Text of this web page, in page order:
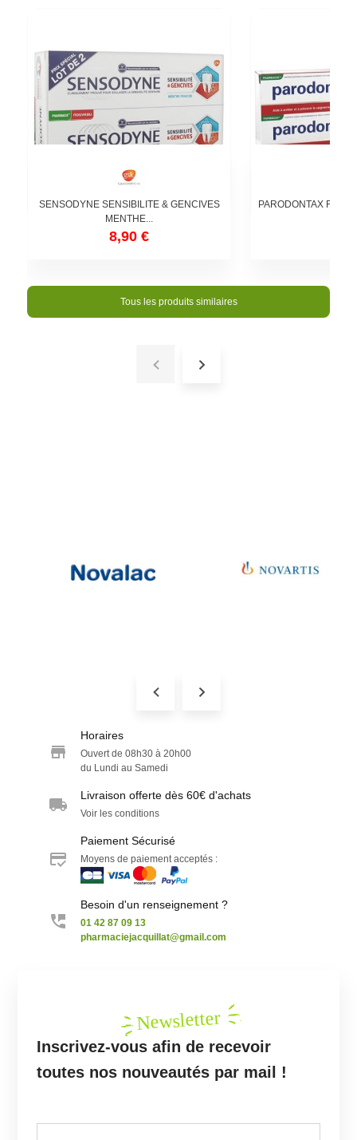
SENSODYNE SENSIBILITE & GENCIVES
MENTHE...
8,90 €
PARODONTAX
Tous les produits similaires
Horaires
Ouvert de 08h30 à 20h00
du Lundi au Samedi
Livraison offerte dès 60€ d'achats
Voir les conditions
Paiement Sécurisé
Moyens de paiement acceptés :
Besoin d'un renseignement ?
01 42 87 09 13
pharmaciejacquillat@gmail.com
Newsletter
Inscrivez-vous afin de recevoir
toutes nos nouveautés par mail !